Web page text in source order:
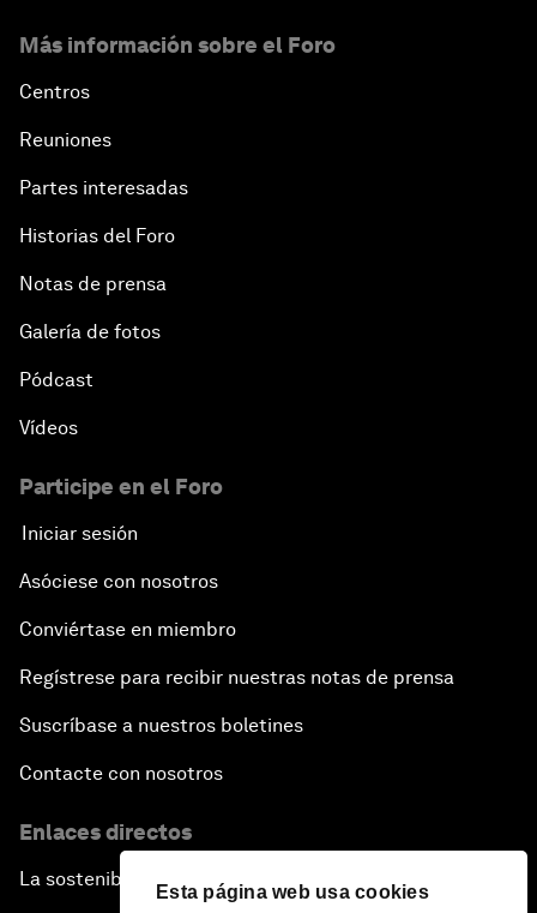
Esta página web usa cookies
Más información sobre el Foro
Centros
Reuniones
Partes interesadas
Historias del Foro
Notas de prensa
Galería de fotos
Pódcast
Vídeos
Participe en el Foro
Iniciar sesión
Asóciese con nosotros
Conviértase en miembro
Regístrese para recibir nuestras notas de prensa
Suscríbase a nuestros boletines
Contacte con nosotros
Enlaces directos
La sostenibilidad en el Foro